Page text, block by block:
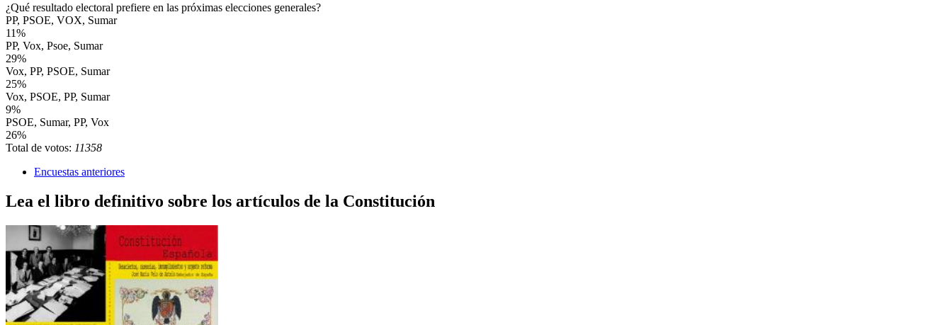
¿Qué resultado electoral prefiere en las próximas elecciones generales?
PP, PSOE, VOX, Sumar
11%
PP, Vox, Psoe, Sumar
29%
Vox, PP, PSOE, Sumar
25%
Vox, PSOE, PP, Sumar
9%
PSOE, Sumar, PP, Vox
26%
Total de votos: 11358
Encuestas anteriores
Lea el libro definitivo sobre los artículos de la Constitución